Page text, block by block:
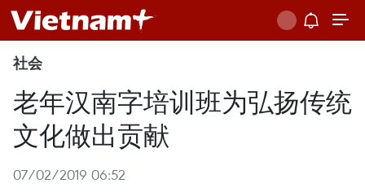
社会
老年汉南字培训班为弘扬传统
文化做出贡献
07/02/2019 06:52